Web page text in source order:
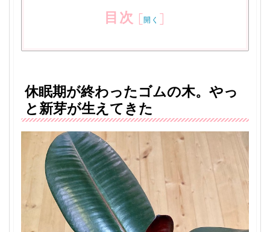
目次 [開く ]
休眠期が終わったゴムの木。やっ
と新芽が生えてきた